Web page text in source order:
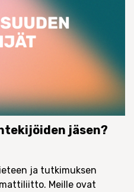
jäsen?
ja tutkimuksen
Meille ovat